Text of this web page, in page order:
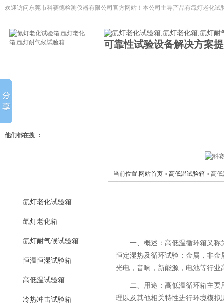
欢迎访问东莞市科赛德检测仪器有限公司官方网站！本公司主导产品有氙灯老化试
可靠性试验设备解决方案
他们都在搜 ：
氙灯老化试验箱
氙灯老化箱
氙灯耐气候试验箱
恒温恒湿试验箱
高低温试验箱
冷热冲击试验箱
当前位置:网站首页 » 高低温试验箱 » 高
一、概述： 高低温循环箱 又称
恒定湿热及循环试验；金属，非
光电，音响，新能源，电池等行业
二、用途：高低温循环箱主
理以及其他相关特性进行环境模